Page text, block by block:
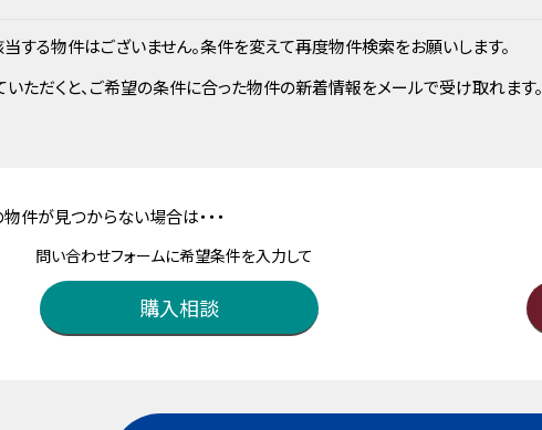
する物件はございません。条件を変えて再度物件検索をお願いします。
ただくと、ご希望の条件に合った物件の新着情報をメールで受け取れます。
件が見つからない場合は・・・
問い合わせフォームに希望条件を入力して
購入相談